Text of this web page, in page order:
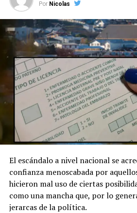
Por Nicolas
El escándalo a nivel nacional se
confianza menoscabada por
hicieron mal uso de ciertas
como una mancha que, por lo
jerarcas de la política.